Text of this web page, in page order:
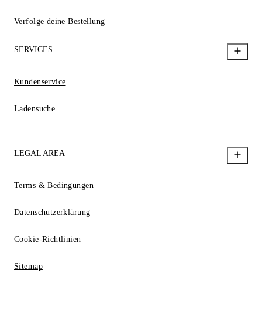
Verfolge deine Bestellung
SERVICES
Kundenservice
Ladensuche
LEGAL AREA
Terms & Bedingungen
Datenschutzerklärung
Cookie-Richtlinien
Sitemap